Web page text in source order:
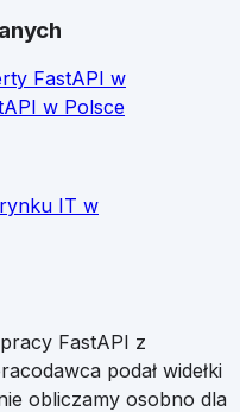
FastAPI w
w Polsce
IT w
FastAPI z
podał widełki
obliczamy osobno dla